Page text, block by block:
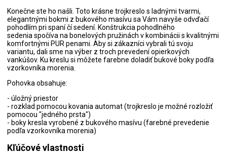
Konečne ste ho našli. Toto krásne trojkreslo s ladnými tvarmi,
elegantnými bokmi z bukového masívu sa Vám navyše odvďačí
pohodlím pri spaní čí sedení. Konštrukcia pohodlného
sedenia spočíva na bonelových pružinách v kombinácii s kvalitnými
komfortnými PUR penami. Aby si zákazníci vybrali tú svoju
variantu, dali sme na výber z troch prevedení opierkových
vankúšov. Ku kreslu si môžete farebne doladiť bukové boky podľa
vzorkovníka morenia.
Pohovka obsahuje:
- úložný priestor
- rozklad pomocou kovania automat (trojkreslo je možné rozložiť
pomocou "jedného prsta")
- boky kresla vyrobené z bukového masívu (farebné prevedenie
podľa vzorkovníka morenia)
Kľúčové vlastnosti